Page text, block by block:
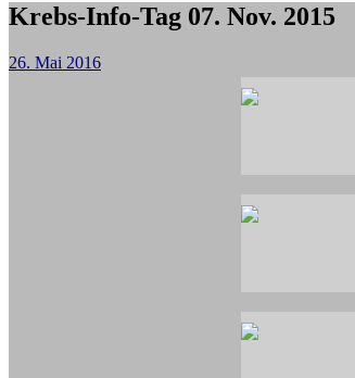
Krebs-Info-Tag 07. Nov. 2015
26. Mai 2016